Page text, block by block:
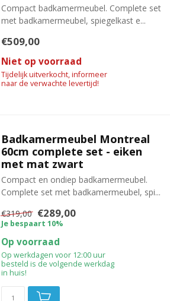
Compact badkamermeubel. Complete set
met badkamermeubel, spiegelkast e...
€509,00
Niet op voorraad
Tijdelijk uitverkocht, informeer
naar de verwachte levertijd!
Badkamermeubel Montreal
60cm complete set - eiken
met mat zwart
Compact en ondiep badkamermeubel.
Complete set met badkamermeubel, spi...
€319,00 €289,00
Je bespaart 10%
Op voorraad
Op werkdagen voor 12:00 uur
besteld is de volgende werkdag
in huis!